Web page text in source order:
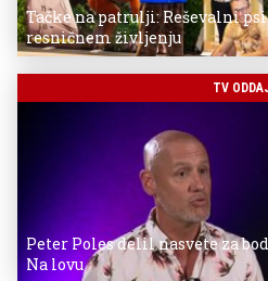
Tačke na patrulji: Reševalni
resničnem življenju
TV
Peter Poles delil nasvete za
Na lovu